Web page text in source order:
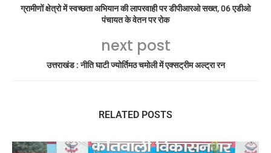
ग्रामीणों क्षेत्रो में स्वच्छता अभियान की लापरवाही पर डीपीआरओ सख्त, 06 एडीओ
पंचायत के वेतन पर रोक
next post
उत्तराखंड : नीति घाटी ज्योर्तिमठ चमोली में एक्सट्रीम अल्ट्रा रन
RELATED POSTS